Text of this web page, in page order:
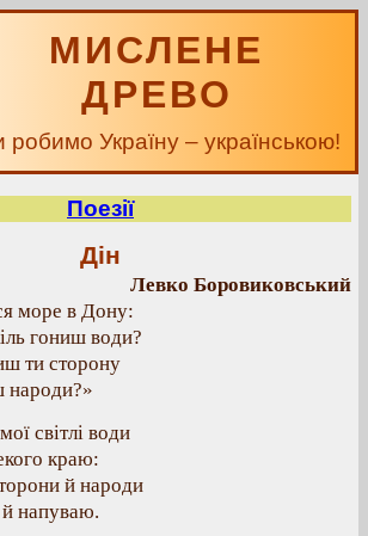
МИСЛЕНЕ
ДРЕВО
робимо Україну – українською!
Поезії
Дін
Левко Боровиковський
море в Дону:
гониш води?
ти сторону
народи?»
світлі води
краю:
й народи
напуваю.